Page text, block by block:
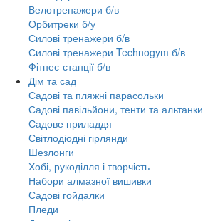
Велотренажери б/в
Орбитреки б/у
Силові тренажери б/в
Силові тренажери Technogym б/в
Фітнес-станції б/в
Дім та сад
Садові та пляжні парасольки
Садові павільйони, тенти та альтанки
Садове приладдя
Світлодіодні гірлянди
Шезлонги
Хобі, рукоділля і творчість
Набори алмазної вишивки
Садові гойдалки
Пледи